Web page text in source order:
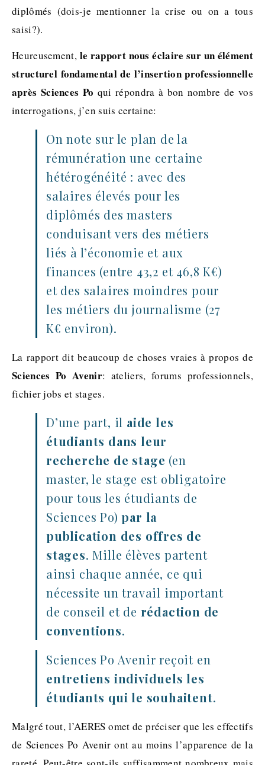
diplômés (dois-je mentionner la crise ou on a tous
saisi?).
Heureusement, le rapport nous éclaire sur un élément
structurel fondamental de l’insertion professionnelle
après Sciences Po qui répondra à bon nombre de vos
interrogations, j’en suis certaine:
On note sur le plan de la
rémunération une certaine
hétérogénéité : avec des
salaires élevés pour les
diplômés des masters
conduisant vers des métiers
liés à l’économie et aux
finances (entre 43,2 et 46,8 K€)
et des salaires moindres pour
les métiers du journalisme (27
K€ environ).
La rapport dit beaucoup de choses vraies à propos de
Sciences Po Avenir: ateliers, forums professionnels,
fichier jobs et stages.
D’une part, il aide les
étudiants dans leur
recherche de stage (en
master, le stage est obligatoire
pour tous les étudiants de
Sciences Po)par la
publication des offres de
stages. Mille élèves partent
ainsi chaque année, ce qui
nécessite un travail important
de conseil et de rédaction de
conventions.
Sciences Po Avenir reçoit en
entretiens individuels les
étudiants qui le souhaitent.
Malgré tout, l’AERES omet de préciser que les effectifs
de Sciences Po Avenir ont au moins l’apparence de la